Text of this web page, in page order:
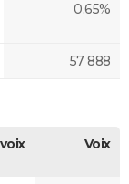
0,65%
57 888
Voix